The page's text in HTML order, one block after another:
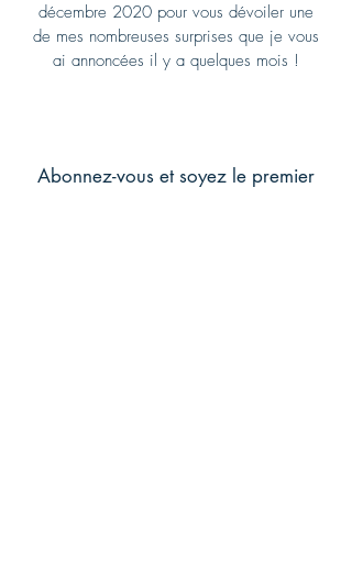
décembre 2020 pour vous dévoiler une
de mes nombreuses surprises que je vous
ai annoncées il y a quelques mois !
Abonnez-vous et soyez le premier